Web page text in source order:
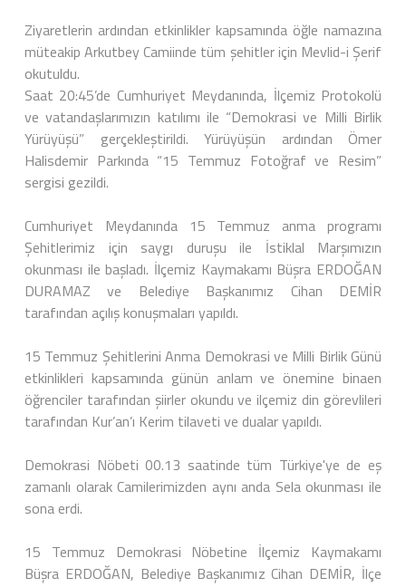
Ziyaretlerin ardından etkinlikler kapsamında öğle namazına
müteakip Arkutbey Camiinde tüm şehitler için Mevlid-i Şerif
okutuldu.
Saat 20:45’de Cumhuriyet Meydanında, İlçemiz Protokolü
ve vatandaşlarımızın katılımı ile “Demokrasi ve Milli Birlik
Yürüyüşü” gerçekleştirildi. Yürüyüşün ardından Ömer
Halisdemir Parkında “15 Temmuz Fotoğraf ve Resim”
sergisi gezildi.
Cumhuriyet Meydanında 15 Temmuz anma programı
Şehitlerimiz için saygı duruşu ile İstiklal Marşımızın
okunması ile başladı. İlçemiz Kaymakamı Büşra ERDOĞAN
DURAMAZ ve Belediye Başkanımız Cihan DEMİR
tarafından açılış konuşmaları yapıldı.
15 Temmuz Şehitlerini Anma Demokrasi ve Milli Birlik Günü
etkinlikleri kapsamında günün anlam ve önemine binaen
öğrenciler tarafından şiirler okundu ve ilçemiz din görevlileri
tarafından Kur’an’ı Kerim tilaveti ve dualar yapıldı.
Demokrasi Nöbeti 00.13 saatinde tüm Türkiye'ye de eş
zamanlı olarak Camilerimizden aynı anda Sela okunması ile
sona erdi.
15 Temmuz Demokrasi Nöbetine İlçemiz Kaymakamı
Büşra ERDOĞAN, Belediye Başkanımız Cihan DEMİR, İlçe